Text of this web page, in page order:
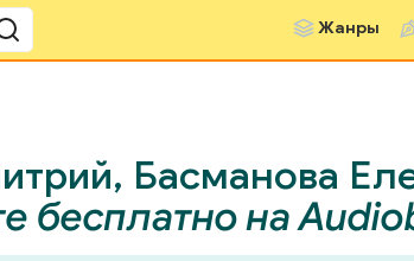
Жанры
Басманова
бесплатно на